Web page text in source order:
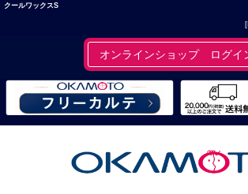
クールワックスS
オンラインショップ ログイ